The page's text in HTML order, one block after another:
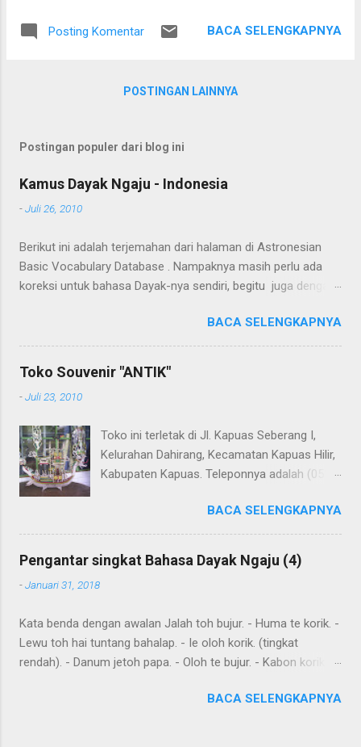
blok segi empat atau segi enam dengan
Selain menjual kayu, toko bangunan ini juga
telepon berikut ini 0513-22529.
Posting Komentar BACA SELENGKAPNYA
POSTINGAN LAINNYA
Postingan populer dari blog ini
Kamus Dayak Ngaju - Indonesia
-Juli 26, 2010
Berikut ini adalah terjemahan dari halaman di Astronesian
Basic Vocabulary Database . Nampaknya masih perlu ada
koreksi untuk bahasa Dayak-nya sendiri, begitu juga dengan
Translate . Koreksi bahasa dibantu oleh Dra. Hernawaty,
M.Kes. Untuk koreksi dari halaman ini dapat diberikan pada
komentar. Upaya penerjemahan Kamus Bahasa Dayak -
Dayak Ngaju - Indonesia .
BACA SELENGKAPNYA
Toko Souvenir "ANTIK"
-Juli 23, 2010
Toko ini terletak di Jl. Kapuas Seberang I,
Kelurahan Dahirang, Kecamatan Kapuas Hilir,
Kabupaten Kapuas. Teleponnya adalah (0513)
khas Kapuas seperti perahu naga yang
terbuat dari getah nyatu (sebagaimana
tampak dalam gambar berikut ini): Perahu
naga dari getah nyatu
BACA SELENGKAPNYA
Pengantar singkat Bahasa Dayak Ngaju (4)
-Januari 31, 2018
Kata benda dengan awalan Jalah toh bujur. - Huma te korik. -
Lewu toh hai tuntang bahalap. - Ie oloh korik. (tingkat
rendah). - Danum jetoh papa. - Oloh te bujur. - Kabon korik te
sederhana yang dibentuk dari kata sehari-hari Ingat: Kalimat
BACA SELENGKAPNYA